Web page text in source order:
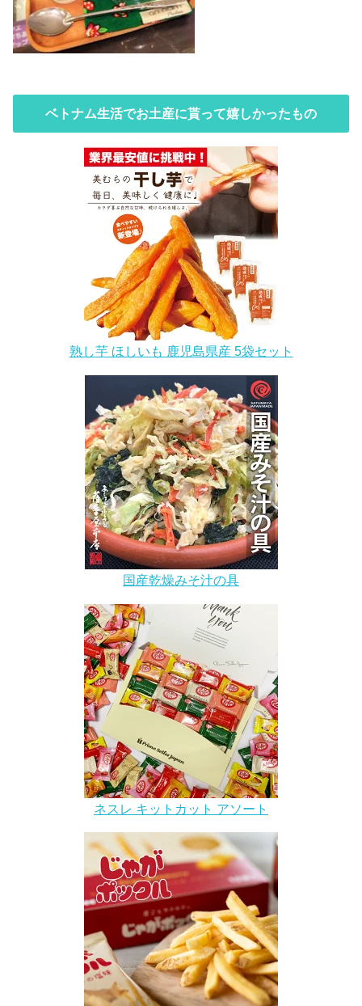
ベトナム生活でお土産に貰って嬉しかったもの
熟し芋 ほしいも 鹿児島県産 5袋セット
国産乾燥みそ汁の具
ネスレ キットカット アソート